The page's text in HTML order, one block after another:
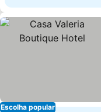
Escolha popular